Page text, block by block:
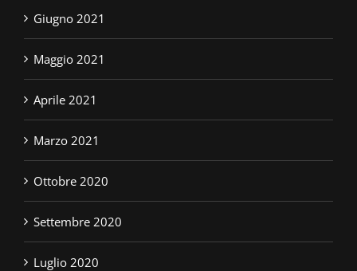
Giugno 2021
Maggio 2021
Aprile 2021
Marzo 2021
Ottobre 2020
Settembre 2020
Luglio 2020